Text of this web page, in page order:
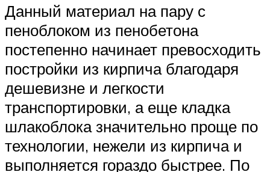
Данный материал на пару с
пеноблоком из пенобетона
постепенно начинает превосходить
постройки из кирпича благодаря
дешевизне и легкости
транспортировки, а еще кладка
шлакоблока значительно проще по
технологии, нежели из кирпича и
выполняется гораздо быстрее. По